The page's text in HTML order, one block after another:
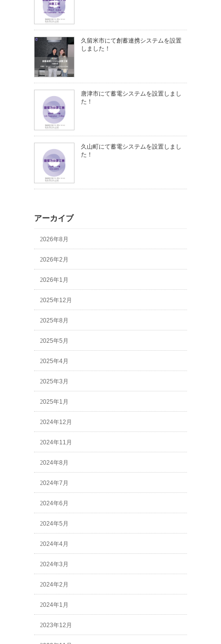
久留米市にて創蓄連携システムを設置
しました！
唐津市にて蓄電システムを設置しまし
た！
久山町にて蓄電システムを設置しまし
た！
アーカイブ
2026年8月
2026年2月
2026年1月
2025年12月
2025年8月
2025年5月
2025年4月
2025年3月
2025年1月
2024年12月
2024年11月
2024年8月
2024年7月
2024年6月
2024年5月
2024年4月
2024年3月
2024年2月
2024年1月
2023年12月